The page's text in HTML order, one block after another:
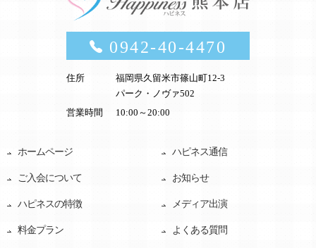
0942-40-4470
住所
福岡県久留米市篠山町12-3
パーク・ノヴァ502
営業時間
10:00～20:00
ホームページ
ご入会について
ハピネスの特徴
料金プラン
ハピネス通信
お知らせ
メディア出演
よくある質問